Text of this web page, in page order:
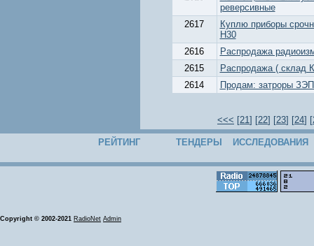
реверсивные
2617
Куплю приборы
Н30
2616
Распродажа
2615
Распродажа ( склад
2614
Продам: затроры
<<< [21] [22] [23] [24] [
РЕЙТИНГ ТЕНДЕРЫ ИССЛЕДОВАНИЯ
Copyright © 2002-2021 RadioNet Admin